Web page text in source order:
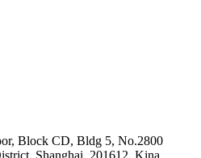
Block CD, Bldg 5, No.2800